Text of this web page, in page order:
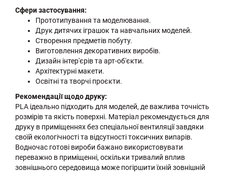
Сфери застосування:
Прототипування та моделювання.
Друк дитячих іграшок та навчальних моделей.
Створення предметів побуту.
Виготовлення декоративних виробів.
Дизайн інтер'єрів та арт-об'єкти.
Архітектурні макети.
Освітні та творчі проєкти.
Рекомендації щодо друку:
PLA ідеально підходить для моделей, де важлива точність
розмірів та якість поверхні. Матеріал рекомендується для
друку в приміщеннях без спеціальної вентиляції завдяки
своїй екологічності та відсутності токсичних випарів.
Водночас готові вироби бажано використовувати
переважно в приміщенні, оскільки тривалий вплив
зовнішнього середовища може погіршити їхній зовнішній